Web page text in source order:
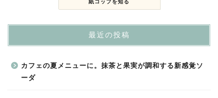
紙コップを知る
最近の投稿
カフェの夏メニューに。抹茶と果実が調和する新感覚ソ
ーダ